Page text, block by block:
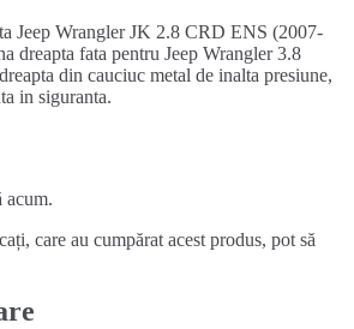
Jeep Wrangler JK 2.8 CRD ENS (2007-
dreapta fata pentru Jeep Wrangler 3.8
din cauciuc metal de inalta presiune,
in siguranta.
acum.
care au cumpărat acest produs, pot să